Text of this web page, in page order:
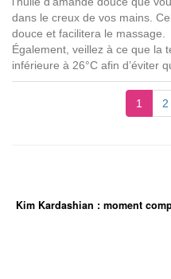
dans le creux de vos mains.
douce et facilitera le massage.
Également, veillez à ce que la
inférieure à 26°C afin d’éviter
1 2
Kim Kardashian : moment